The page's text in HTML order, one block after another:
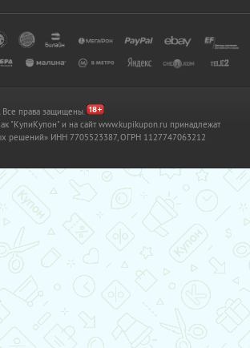
права защищены.
"КупиКупон" и на сайт www.kupikupon.ru принадлежат
решений» ИНН 7705523387, ОГРН 1127747063212